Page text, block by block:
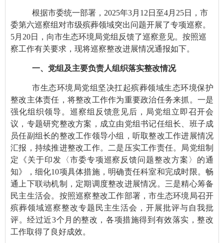
根据市委统一部署，2025年3月12日至4月25日，市
委第六巡察组对市级殡葬领域突出问题开展了专项巡察。
5月20日，向市生态环境局党组反馈了巡察意见。按照巡
察工作有关要求，现将巡察整改进展情况通报如下。
一、党组及主要负责人组织落实整改情况
市生态环境局党组坚决扛起殡葬领域生态环境保护
整改主体责任，将整改工作作为重要政治任务来抓。一是
强化组织领导。巡察组反馈意见后，局党组立即召开会
议，专题研究整改方案，成立由党组书记任组长、班子成
员任副组长的整改工作领导小组，听取整改工作进展情况
汇报，持续推进整改工作。二是压实工作责任。局党组制
定《关于印发〈市委专项巡察反馈问题整改方案〉的通
知》，细化10项具体措施，明确责任科室和完成时限。畅
通上下联动机制，定期调度整改进展情况。三是精心筹备
民主生活会。按照巡察整改工作部署，市生态环境局召开
殡葬领域巡察整改专题民主生活会，开展批评与自我批
评。经过近3个月的整改，各项措施得到有效落实，整改
工作取得了良好成效。